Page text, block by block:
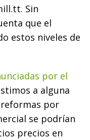
Sin
que el
estos niveles de
por el
a alguna
por
se podrían
precios en